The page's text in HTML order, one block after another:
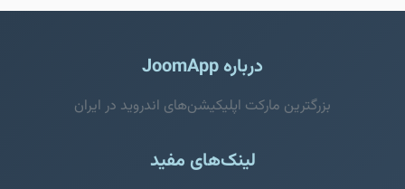
درباره JoomApp
بزرگترین مارکت اپلیکیشن‌های اندروید در ایران
لینک‌های مفید